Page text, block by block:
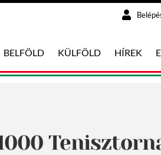
BELFÖLD KÜLFÖLD HÍREK